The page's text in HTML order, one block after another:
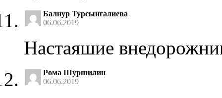
Балнур Турсынгалиева
06.06.2019
Настаяшие
Рома Шуршилин
06.06.2019